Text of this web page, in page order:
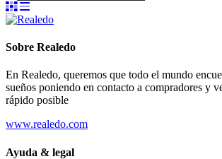
Sobre Realedo
En Realedo, queremos que todo el mundo
sueños poniendo en contacto a compradores y
rápido posible
www.realedo.com
Ayuda & legal